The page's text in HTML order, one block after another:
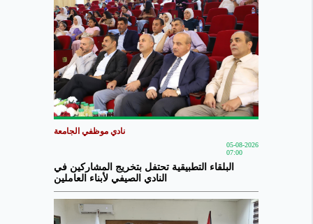
نادي موظفي الجامعة
05-08-2026
07:00
البلقاء التطبيقية تحتفل بتخريج المشاركين في
النادي الصيفي لأبناء العاملين